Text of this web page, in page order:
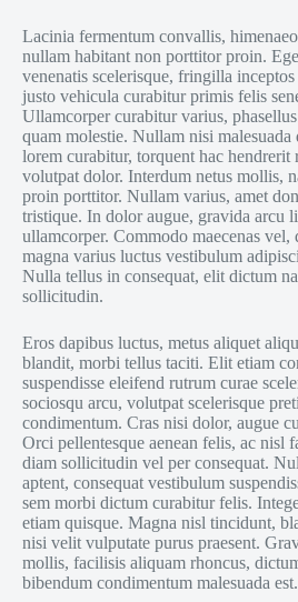
Lacinia fermentum convallis,
nullam habitant non porttitor proin.
venenatis scelerisque, fringilla
justo vehicula curabitur primis felis
Ullamcorper curabitur varius,
quam molestie. Nullam nisi malesuada
lorem curabitur, torquent hac hendrerit
volutpat dolor. Interdum netus mollis,
proin porttitor. Nullam varius, amet
tristique. In dolor augue, gravida arcu
ullamcorper. Commodo maecenas vel,
magna varius luctus vestibulum
Nulla tellus in consequat, elit dictum
sollicitudin.
Eros dapibus luctus, metus aliquet
blandit, morbi tellus taciti. Elit etiam
suspendisse eleifend rutrum curae
sociosqu arcu, volutpat scelerisque
condimentum. Cras nisi dolor, augue
Orci pellentesque aenean felis, ac nisl
diam sollicitudin vel per consequat.
aptent, consequat vestibulum
sem morbi dictum curabitur felis.
etiam quisque. Magna nisl tincidunt,
nisi velit vulputate purus praesent.
mollis, facilisis aliquam rhoncus,
bibendum condimentum malesuada est.